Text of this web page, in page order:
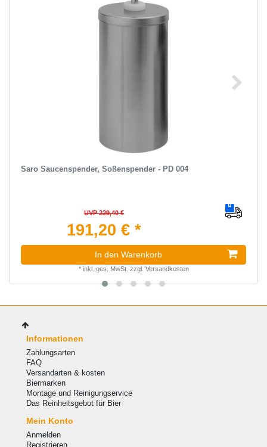
Saro Saucenspender, Soßenspender - PD 004
UVP 229,40 €
191,20 € *
In den Warenkorb
* inkl. ges. MwSt. zzgl. Versandkosten
Informationen
Zahlungsarten
FAQ
Versandarten & kosten
Biermarken
Montage und Reinigungservice
Das Reinheitsgebot für Bier
Mein Konto
Anmelden
Registrieren